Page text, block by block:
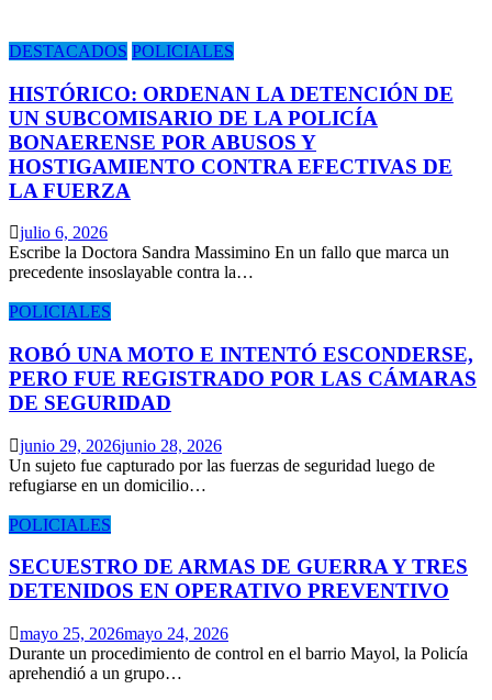
DESTACADOS POLICIALES
HISTÓRICO: ORDENAN LA DETENCIÓN DE
UN SUBCOMISARIO DE LA POLICÍA
BONAERENSE POR ABUSOS Y
HOSTIGAMIENTO CONTRA EFECTIVAS DE
LA FUERZA
julio 6, 2026
Escribe la Doctora Sandra Massimino En un fallo que marca un
precedente insoslayable contra la…
POLICIALES
ROBÓ UNA MOTO E INTENTÓ ESCONDERSE,
PERO FUE REGISTRADO POR LAS CÁMARAS
DE SEGURIDAD
junio 29, 2026junio 28, 2026
Un sujeto fue capturado por las fuerzas de seguridad luego de
refugiarse en un domicilio…
POLICIALES
SECUESTRO DE ARMAS DE GUERRA Y TRES
DETENIDOS EN OPERATIVO PREVENTIVO
mayo 25, 2026mayo 24, 2026
Durante un procedimiento de control en el barrio Mayol, la Policía
aprehendió a un grupo…